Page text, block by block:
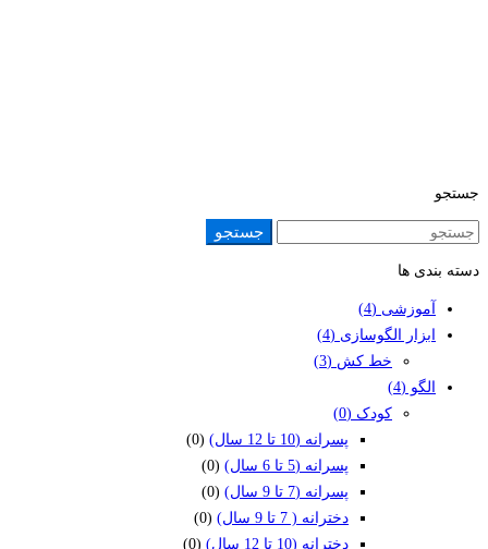
جستجو
جستجو
جستجو
دسته بندی ها
آموزشی (4)
ابزار الگوسازی (4)
خط‌ کش (3)
الگو (4)
کودک (0)
پسرانه (10 تا 12 سال)
(0)
پسرانه (5 تا 6 سال)
(0)
پسرانه (7 تا 9 سال)
(0)
دخترانه ( 7 تا 9 سال)
(0)
دخترانه (10 تا 12 سال)
(0)